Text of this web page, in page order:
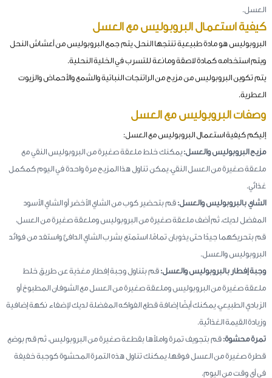
العسل.
كيفية استعمال البروبوليس مع العسل
البروبوليس هو مادة طبيعية تنتجها النحل، يتم جمع البروبوليس من أعشاش النحل
ويتم استخدامه كمادة لاصقة ومانعة للتسرب في الخلية النحلية.
يتم تكوين البروبوليس من مزيج من الراتنجات النباتية والشمع والأحماض والزيوت
العطرية.
وصفات البروبوليس مع العسل
إليكمكيفية استعمال البروبوليس مع العسل:
مزيج البروبوليس والعسل: يمكنك خلط ملعقة صغيرة من البروبوليس النقي مع
ملعقة صغيرة من العسل النقي، يمكن تناول هذا المزيج مرة واحدة في اليوم كمكمل
غذائي.
الشاي بالبروبوليس والعسل: قم بتحضير كوب من الشاي الأخضر أو الشاي الأسود
المفضل لديك، ثم أضف ملعقة صغيرة من البروبوليس وملعقة صغيرة من العسل،
قم بتحريكهما جيدًا حتى يذوبان تمامًا، استمتع بشرب الشاي الدافئ واستفد من فوائد
البروبوليس والعسل.
وجبة إفطار بالبروبوليس والعسل: قم بتناول وجبة إفطار مغذية عن طريق خلط
ملعقة صغيرة من البروبوليس وملعقة صغيرة من العسل مع الشوفان المطبوخ أو
الزبادي الطبيعي، يمكنك أيضًا إضافة قطع الفواكه المفضلة لديك لإضفاء نكهة إضافية
وزيادة القيمة الغذائية.
تمرة محشوة: قم بتجويف تمرة واملأها بقطعة صغيرة من البروبوليس، ثم قم بوضع
قطرة صغيرة من العسل فوقها، يمكنك تناول هذه التمرة المحشوة كوجبة خفيفة
في أي وقت من اليوم.